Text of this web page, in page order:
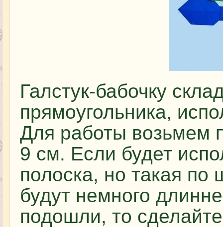
Галстук-бабочку
прямоугольника,
Для работы возьмем
9 см. Если будет
полоска, но такая
будут немного
подошли, то